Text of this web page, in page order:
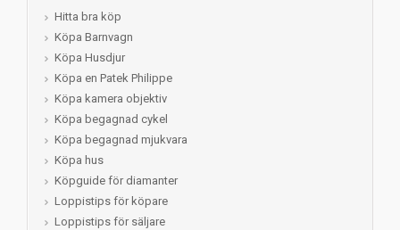
Hitta bra köp
Köpa Barnvagn
Köpa Husdjur
Köpa en Patek Philippe
Köpa kamera objektiv
Köpa begagnad cykel
Köpa begagnad mjukvara
Köpa hus
Köpguide för diamanter
Loppistips för köpare
Loppistips för säljare